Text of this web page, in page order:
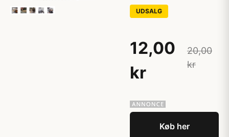
UDSALG
12,00
kr
20,00
kr
Køb her